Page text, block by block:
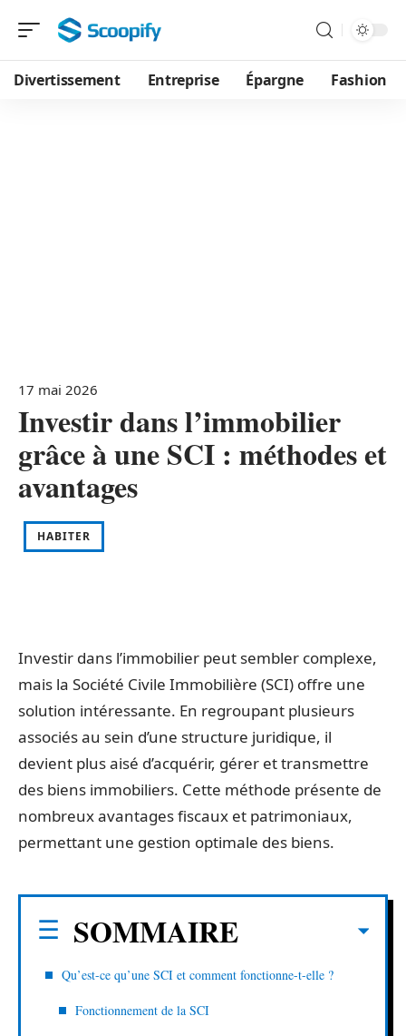
Divertissement Entreprise Épargne Fashion
17 mai 2026
Investir dans l’immobilier
grâce à une SCI : méthodes et
avantages
HABITER
Investir dans l’immobilier peut sembler complexe,
mais la Société Civile Immobilière (SCI) offre une
solution intéressante. En regroupant plusieurs
associés au sein d’une structure juridique, il
devient plus aisé d’acquérir, gérer et transmettre
des biens immobiliers. Cette méthode présente de
nombreux avantages fiscaux et patrimoniaux,
permettant une gestion optimale des biens.
SOMMAIRE
Qu’est-ce qu’une SCI et comment fonctionne-t-elle ?
Fonctionnement de la SCI